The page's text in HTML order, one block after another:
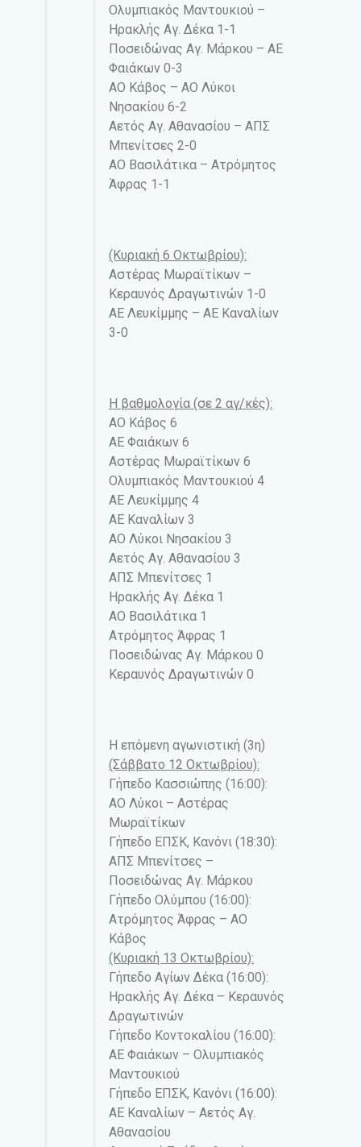
Ολυμπιακός Μαντουκιού –
Ηρακλής Αγ. Δέκα 1-1
Ποσειδώνας Αγ. Μάρκου – AE
Φαιάκων 0-3
ΑΟ Κάβος – ΑΟ Λύκοι
Νησακίου 6-2
Αετός Αγ. Αθανασίου – ΑΠΣ
Μπενίτσες 2-0
ΑΟ Βασιλάτικα – Ατρόμητος
Άφρας 1-1
(Κυριακή 6 Οκτωβρίου):
Αστέρας Μωραϊτίκων –
Κεραυνός Δραγωτινών 1-0
ΑΕ Λευκίμμης – ΑΕ Καναλίων
3-0
Η βαθμολογία (σε 2 αγ/κές):
ΑΟ Κάβος 6
ΑΕ Φαιάκων 6
Αστέρας Μωραϊτίκων 6
Ολυμπιακός Μαντουκιού 4
ΑΕ Λευκίμμης 4
ΑΕ Καναλίων 3
ΑΟ Λύκοι Νησακίου 3
Αετός Αγ. Αθανασίου 3
ΑΠΣ Μπενίτσες 1
Ηρακλής Αγ. Δέκα 1
ΑΟ Βασιλάτικα 1
Ατρόμητος Άφρας 1
Ποσειδώνας Αγ. Μάρκου 0
Κεραυνός Δραγωτινών 0
Η επόμενη αγωνιστική (3η)
(Σάββατο 12 Οκτωβρίου):
Γήπεδο Κασσιώπης (16:00):
ΑΟ Λύκοι – Αστέρας
Μωραϊτίκων
Γήπεδο ΕΠΣΚ, Κανόνι (18:30):
ΑΠΣ Μπενίτσες –
Ποσειδώνας Αγ. Μάρκου
Γήπεδο Ολύμπου (16:00):
Ατρόμητος Άφρας – ΑΟ
Κάβος
(Κυριακή 13 Οκτωβρίου):
Γήπεδο Αγίων Δέκα (16:00):
Ηρακλής Αγ. Δέκα – Κεραυνός
Δραγωτινών
Γήπεδο Κοντοκαλίου (16:00):
ΑΕ Φαιάκων – Ολυμπιακός
Μαντουκιού
Γήπεδο ΕΠΣΚ, Κανόνι (16:00):
ΑΕ Καναλίων – Αετός Αγ.
Αθανασίου